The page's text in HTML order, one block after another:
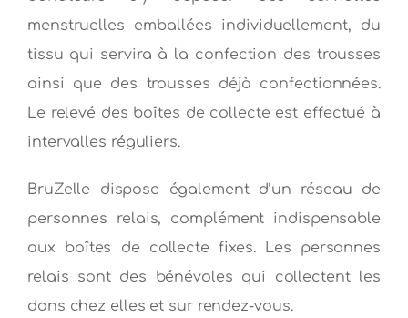
menstruelles emballées individuellement, du
tissu qui servira à la confection des trousses
ainsi que des trousses déjà confectionnées.
Le relevé des boîtes de collecte est effectué à
intervalles réguliers.
BruZelle dispose également d’un réseau de
personnes relais, complément indispensable
aux boîtes de collecte fixes. Les personnes
relais sont des bénévoles qui collectent les
dons chez elles et sur rendez-vous.